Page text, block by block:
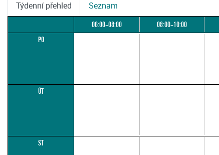
Týdenní přehled Seznam
06:00–08:00 08:00–10:00
PO
ÚT
ST